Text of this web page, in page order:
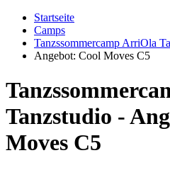
Startseite
Camps
Tanzssommercamp ArriOla
Angebot: Cool Moves C5
Tanzstudio -
Moves C5